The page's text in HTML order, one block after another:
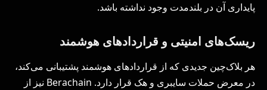
پایداری آن در بلندمدت وجود نداشته باشد.
ریسک‌های امنیتی و قراردادهای هوشمند
هر بلاک‌چین جدیدی که از قراردادهای هوشمند پشتیبانی می‌کند،
در معرض حملات سایبری و هک قرار دارد. Berachain نیز از